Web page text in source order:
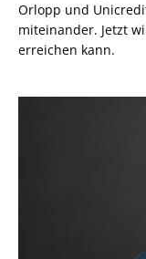
Orlopp und
miteinander. Jetzt
erreichen kann.